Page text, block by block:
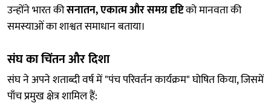
उन्होंने भारत कीसनातन, एकात्म और समग्र दृष्टिको मानवता की
समस्याओं का शाश्वत समाधान बताया।
संघ का चिंतन और दिशा
संघ ने अपने शताब्दी वर्ष में "पंच परिवर्तन कार्यक्रम" घोषित किया, जिसमें
पाँच प्रमुख क्षेत्र शामिल हैं: